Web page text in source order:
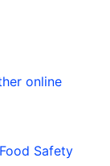
online
Safety